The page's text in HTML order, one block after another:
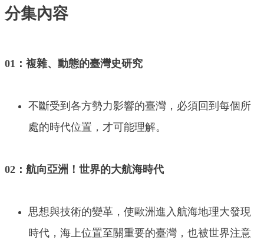
分集內容
01：複雜、動態的臺灣史研究
不斷受到各方勢力影響的臺灣，必須回到每個所
處的時代位置，才可能理解。
02：航向亞洲！世界的大航海時代
思想與技術的變革，使歐洲進入航海地理大發現
時代，海上位置至關重要的臺灣，也被世界注意